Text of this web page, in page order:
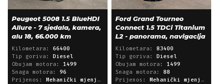
Peugeot 5008 1.5 BlueHDI
Allure - 7 sjedala, kamera,
alu 18, 66.000 km
Kilometara: 66400
Tip goriva:
Diesel
Obujam motora: 1499
Snaga motora: 96
Prijenos:
Mehanički mjenjač
Ford Grand Tourneo
Connect 1.5 TDCi Titanium
L2 - panorama, navigacija
Kilometara: 83400
Tip goriva:
Diesel
Obujam motora: 1499
Snaga motora: 88
Prijenos:
Mehanički mjenjač